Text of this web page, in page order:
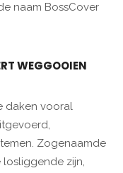
naam BossCover
WEGGOOIEN
daken vooral
Zogenaamde
zijn,